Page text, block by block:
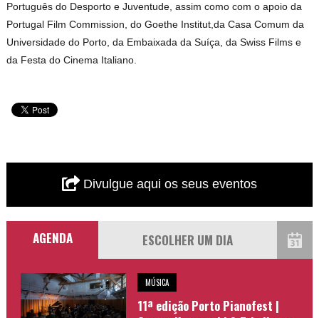
Português do Desporto e Juventude, assim como com o apoio da
Portugal Film Commission, do Goethe Institut,da Casa Comum da
Universidade do Porto, da Embaixada da Suíça, da Swiss Films e
da Festa do Cinema Italiano.
Divulgue aqui os seus eventos
AGENDA
MÚSICA
11ª edição Porto Pianofest |